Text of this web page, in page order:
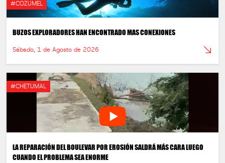
#COZUMEL
BUZOS EXPLORADORES HAN ENCONTRADO MAS CONEXIONES
Sábado, 1 de Agosto de 2026
#CHETUMAL
LA REPARACIÓN DEL BOULEVAR POR EROSIÓN SALDRÁ MÁS CARA LUEGO
CUANDO EL PROBLEMA SEA ENORME